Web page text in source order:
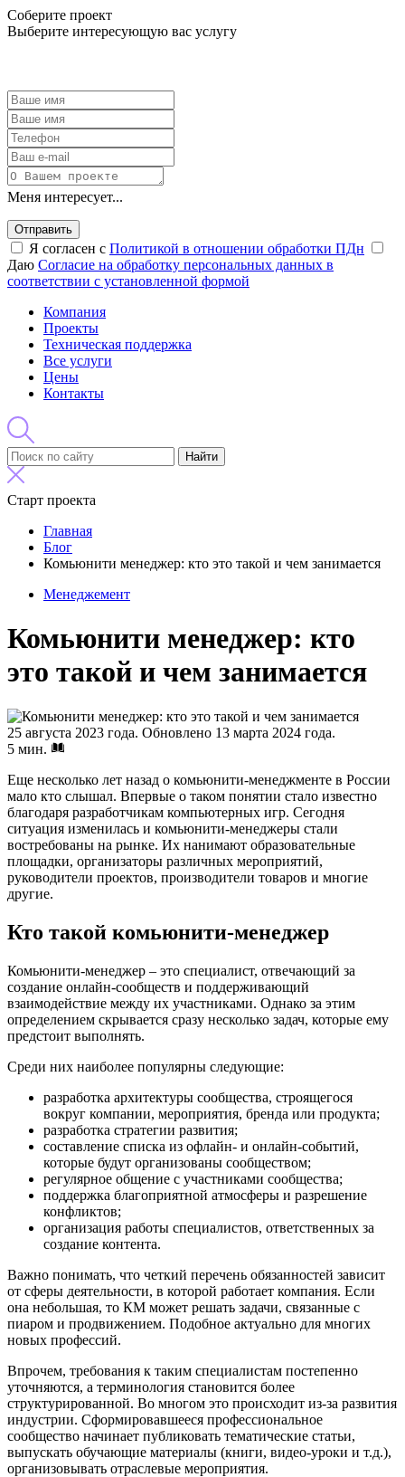
Соберите проект
Выберите интересующую вас услугу
Меня интересует...
Отправить
Я согласен с Политикой в отношении обработки ПДн
Даю Согласие на обработку персональных данных в
соответствии с установленной формой
Компания
Проекты
Техническая поддержка
Все услуги
Цены
Контакты
Найти
Старт проекта
Главная
Блог
Комьюнити менеджер: кто это такой и чем занимается
Менеджемент
Комьюнити менеджер: кто
это такой и чем занимается
25 августа 2023 года. Обновлено 13 марта 2024 года.
5 мин.
Еще несколько лет назад о комьюнити-менеджменте в России
мало кто слышал. Впервые о таком понятии стало известно
благодаря разработчикам компьютерных игр. Сегодня
ситуация изменилась и комьюнити-менеджеры стали
востребованы на рынке. Их нанимают образовательные
площадки, организаторы различных мероприятий,
руководители проектов, производители товаров и многие
другие.
Кто такой комьюнити-менеджер
Комьюнити-менеджер – это специалист, отвечающий за
создание онлайн-сообществ и поддерживающий
взаимодействие между их участниками. Однако за этим
определением скрывается сразу несколько задач, которые ему
предстоит выполнять.
Среди них наиболее популярны следующие:
разработка архитектуры сообщества, строящегося
вокруг компании, мероприятия, бренда или продукта;
разработка стратегии развития;
составление списка из офлайн- и онлайн-событий,
которые будут организованы сообществом;
регулярное общение с участниками сообщества;
поддержка благоприятной атмосферы и разрешение
конфликтов;
организация работы специалистов, ответственных за
создание контента.
Важно понимать, что четкий перечень обязанностей зависит
от сферы деятельности, в которой работает компания. Если
она небольшая, то КМ может решать задачи, связанные с
пиаром и продвижением. Подобное актуально для многих
новых профессий.
Впрочем, требования к таким специалистам постепенно
уточняются, а терминология становится более
структурированной. Во многом это происходит из-за развития
индустрии. Сформировавшееся профессиональное
сообщество начинает публиковать тематические статьи,
выпускать обучающие материалы (книги, видео-уроки и т.д.),
организовывать отраслевые мероприятия.